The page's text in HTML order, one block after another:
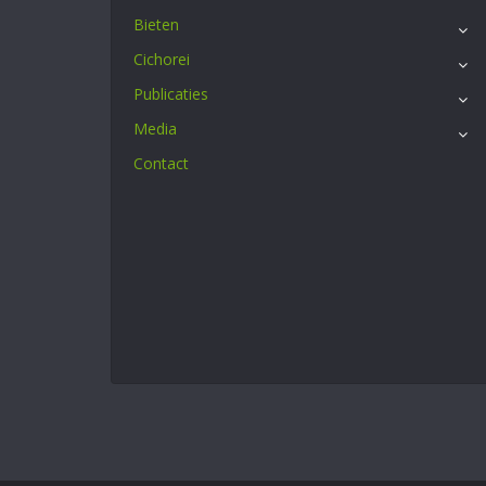
Bieten
Cichorei
Publicaties
Media
Contact